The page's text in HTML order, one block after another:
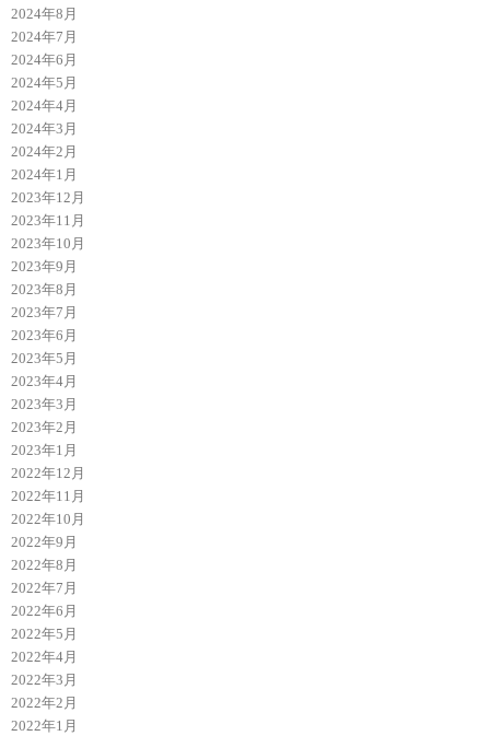
2024年8月
2024年7月
2024年6月
2024年5月
2024年4月
2024年3月
2024年2月
2024年1月
2023年12月
2023年11月
2023年10月
2023年9月
2023年8月
2023年7月
2023年6月
2023年5月
2023年4月
2023年3月
2023年2月
2023年1月
2022年12月
2022年11月
2022年10月
2022年9月
2022年8月
2022年7月
2022年6月
2022年5月
2022年4月
2022年3月
2022年2月
2022年1月